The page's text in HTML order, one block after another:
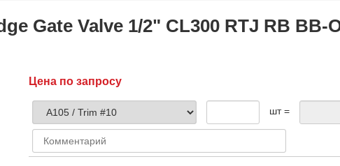
Gate Valve 1/2" CL300 RTJ RB BB-
Цена по запросу
шт =